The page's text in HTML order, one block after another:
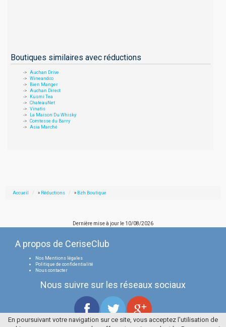
Boutiques similaires avec réductions
Auchan Drive
Wineandco
Bien Manger
Auchan Direct
Kusmi Tea
ChateauNet
Vinatis
La Maison Du Whisky
Comtesse du Barry
Asia Marché
Accueil » Réductions » Bzh Boutique
Dernière mise à jour le 10/08/2026
A propos de CeriseClub
Nos Mentions légales
Politique de confidentialité
Nous contacter
Nous suivre sur les réseaux sociaux
En poursuivant votre navigation sur ce site, vous acceptez l'utilisation de